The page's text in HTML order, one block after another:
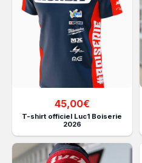
45,00€
T-shirt officiel Luc1 Boiserie
2026